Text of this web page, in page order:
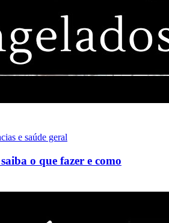
e saúde geral
o que fazer e como